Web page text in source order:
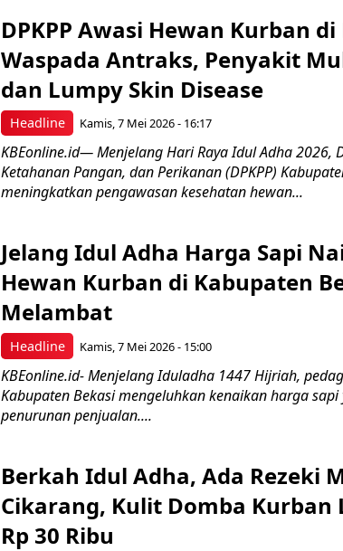
Headline
DPKPP Awasi Hewan Kurban
Waspada Antraks, Penyakit
dan Lumpy Skin Disease
Kamis, 7 Mei 2026 - 16:17
KBEonline.id— Menjelang Hari Raya Idul Adha 2026,
Ketahanan Pangan, dan Perikanan (DPKPP)
meningkatkan pengawasan kesehatan hewan...
Headline
Jelang Idul Adha Harga Sapi
Hewan Kurban di Kabupaten
Melambat
Kamis, 7 Mei 2026 - 15:00
KBEonline.id- Menjelang Iduladha 1447 Hijriah,
Kabupaten Bekasi mengeluhkan kenaikan harga
penurunan penjualan....
Berkah Idul Adha, Ada Rezeki
Cikarang, Kulit Domba Kurban
Rp 30 Ribu